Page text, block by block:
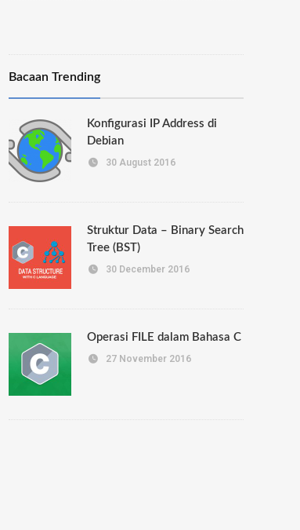
Bacaan Trending
Konfigurasi IP Address di
Debian
30 August 2016
Struktur Data – Binary Search
Tree (BST)
30 December 2016
Operasi FILE dalam Bahasa C
27 November 2016